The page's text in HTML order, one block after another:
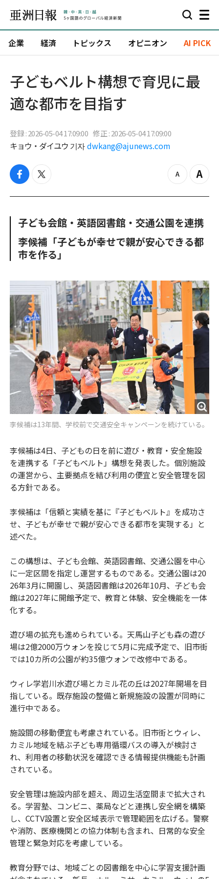
企業 経済 トピックス オピニオン AI PICK
子どもベルト構想で育児に最
適な都市を目指す
登録 : 2026-05-04 17:09:00 修正 : 2026-05-04 17:09:00
キョウ・ダイユウ 기자 dwkang@ajunews.com
f
c
o
k
t
i
e
z
o
u
Z
o
n
子ども会館・英語図書館・交通公園を連携
李候補「子どもが幸せで親が安心できる都
市を作る」
李候補は13年間、学校前で交通安全キャンペーンを続けている。
李候補は4日、子どもの日を前に遊び・教育・安全施設
を連携する「子どもベルト」構想を発表した。個別施設
の運営から、主要拠点を結び利用の便宜と安全管理を図
る方針である。
李候補は「信頼と実績を基に『子どもベルト』を成功さ
せ、子どもが幸せで親が安心できる都市を実現する」と
述べた。
この構想は、子ども会館、英語図書館、交通公園を中心
に一定区間を指定し運営するものである。交通公園は20
26年3月に開園し、英語図書館は2026年10月、子ども会
館は2027年に開館予定で、教育と体験、安全機能を一体
化する。
遊び場の拡充も進められている。天馬山子ども森の遊び
場は2億2000万ウォンを投じて5月に完成予定で、旧市街
では10カ所の公園が約35億ウォンで改修中である。
ウィレ学岩川水遊び場とカミル花の丘は2027年開場を目
指している。既存施設の整備と新規施設の設置が同時に
進行中である。
施設間の移動便宜も考慮されている。旧市街とウィレ、
カミル地域を結ぶ子ども専用循環バスの導入が検討さ
れ、利用者の移動状況を確認できる情報提供機能も計画
されている。
安全管理は施設内部を超え、周辺生活空間まで拡大され
る。学習塾、コンビニ、薬局などと連携し安全網を構築
し、CCTV設置と安全区域表示で管理範囲を広げる。警察
や消防、医療機関との協力体制も含まれ、日常的な安全
管理と緊急対応を考慮している。
教育分野では、地域ごとの図書館を中心に学習支援計画